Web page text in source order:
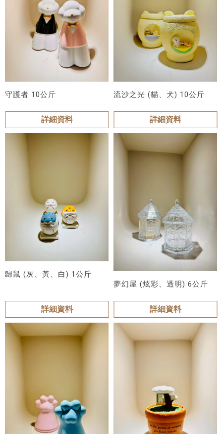
守護者 10公斤
詳細資料
流沙之光 (貓、犬) 10公斤
詳細資料
歸鼠 (灰、黃、白) 1公斤
詳細資料
夢幻屋 (炫彩、透明) 6公斤
詳細資料